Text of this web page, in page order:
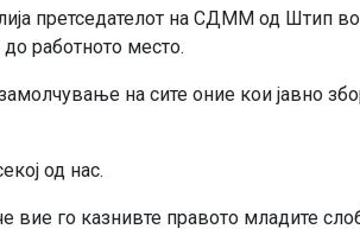
претседателот на СДММ од Штип
работното место.
на сите оние кои јавно
од нас.
вие го казнивте правото младите